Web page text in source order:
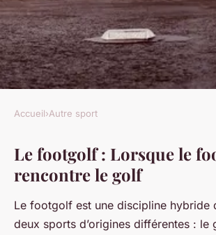
AUTRE SPORT
Le footgolf : Quand
rencontre golf
Clément•19 janvier 2024•4 min de lecture
Accueil›Autre sport
Le footgolf : Lorsque le
rencontre le golf
Le footgolf est une discipline hybride
deux sports d’origines différentes : le